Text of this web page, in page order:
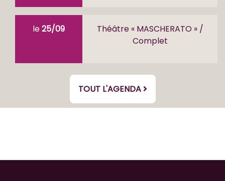
le25/09
Théâtre « MASCHERATO » /
Complet
TOUT L'AGENDA